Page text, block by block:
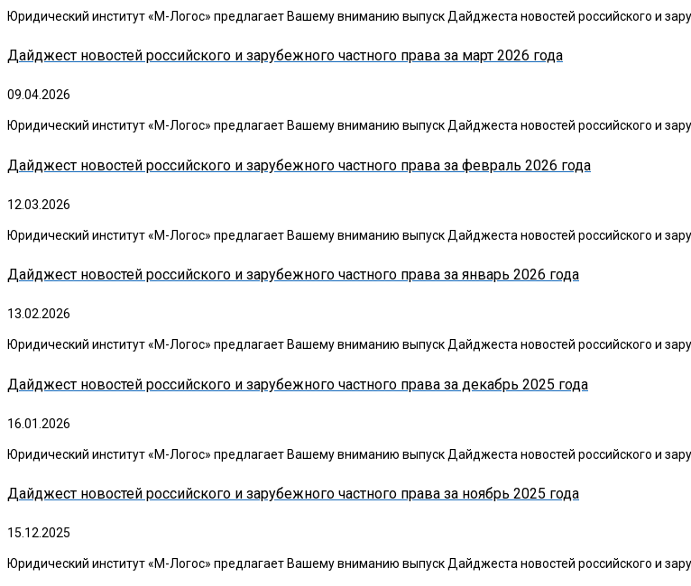
Юридический институт «М-Логос» предлагает Вашему вниманию выпуск Дайджеста новостей российского и
Дайджест новостей российского и зарубежного частного права за март 2026 года
09.04.2026
Юридический институт «М-Логос» предлагает Вашему вниманию выпуск Дайджеста новостей российского и
Дайджест новостей российского и зарубежного частного права за февраль 2026 года
12.03.2026
Юридический институт «М-Логос» предлагает Вашему вниманию выпуск Дайджеста новостей российского и
Дайджест новостей российского и зарубежного частного права за январь 2026 года
13.02.2026
Юридический институт «М-Логос» предлагает Вашему вниманию выпуск Дайджеста новостей российского и
Дайджест новостей российского и зарубежного частного права за декабрь 2025 года
16.01.2026
Юридический институт «М-Логос» предлагает Вашему вниманию выпуск Дайджеста новостей российского и
Дайджест новостей российского и зарубежного частного права за ноябрь 2025 года
15.12.2025
Юридический институт «М-Логос» предлагает Вашему вниманию выпуск Дайджеста новостей российского и